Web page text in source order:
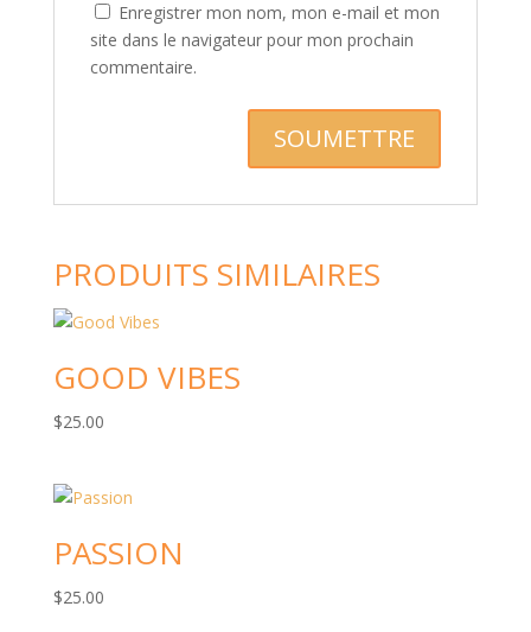
Enregistrer mon nom, mon e-mail et mon
site dans le navigateur pour mon prochain
commentaire.
PRODUITS SIMILAIRES
GOOD VIBES
$25.00
PASSION
$25.00